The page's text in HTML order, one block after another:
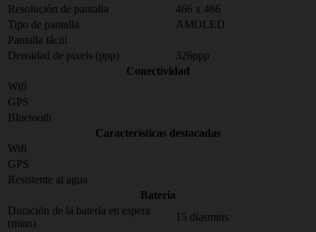
Resolución de pantalla
466 x 466
Tipo de pantalla
AMOLED
Pantalla táctil
Densidad de pixels (ppp)
326ppp
Conectividad
Wifi
GPS
Bluetooth
Características destacadas
Wifi
GPS
Resistente al agua
Bateria
Duración de la batería en espera
(mins)
15 díasmins